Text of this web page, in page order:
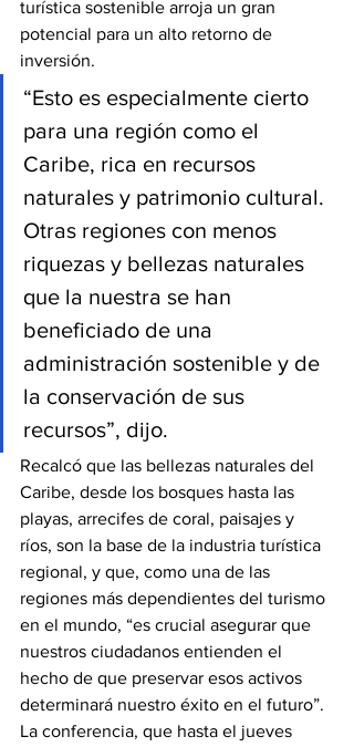
turística sostenible arroja un gran
potencial para un alto retorno de
inversión.
“Esto es especialmente cierto
para una región como el
Caribe, rica en recursos
naturales y patrimonio cultural.
Otras regiones con menos
riquezas y bellezas naturales
que la nuestra se han
beneficiado de una
administración sostenible y de
la conservación de sus
recursos”, dijo.
Recalcó que las bellezas naturales del
Caribe, desde los bosques hasta las
playas, arrecifes de coral, paisajes y
ríos, son la base de la industria turística
regional, y que, como una de las
regiones más dependientes del turismo
en el mundo, “es crucial asegurar que
nuestros ciudadanos entienden el
hecho de que preservar esos activos
determinará nuestro éxito en el futuro”.
La conferencia, que hasta el jueves